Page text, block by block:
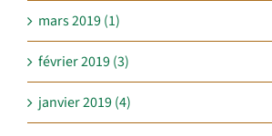
mars 2019 (1)
février 2019 (3)
janvier 2019 (4)